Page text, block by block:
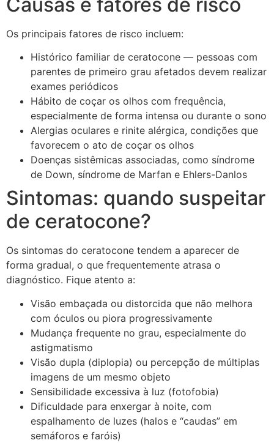
Os principais fatores de risco incluem:
Histórico familiar de ceratocone — pessoas com
parentes de primeiro grau afetados devem realizar
exames periódicos
Hábito de coçar os olhos com frequência,
especialmente de forma intensa ou durante o sono
Alergias oculares e rinite alérgica, condições que
favorecem o ato de coçar os olhos
Doenças sistêmicas associadas, como síndrome
de Down, síndrome de Marfan e Ehlers-Danlos
Sintomas: quando suspeitar
de ceratocone?
Os sintomas do ceratocone tendem a aparecer de
forma gradual, o que frequentemente atrasa o
diagnóstico. Fique atento a:
Visão embaçada ou distorcida que não melhora
com óculos ou piora progressivamente
Mudança frequente no grau, especialmente do
astigmatismo
Visão dupla (diplopia) ou percepção de múltiplas
imagens de um mesmo objeto
Sensibilidade excessiva à luz (fotofobia)
Dificuldade para enxergar à noite, com
espalhamento de luzes (halos e “caudas” em
semáforos e faróis)